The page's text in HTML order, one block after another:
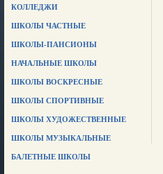
КОЛЛЕДЖИ
ШКОЛЫ ЧАСТНЫЕ
ШКОЛЫ-ПАНСИОНЫ
НАЧАЛЬНЫЕ ШКОЛЫ
ШКОЛЫ ВОСКРЕСНЫЕ
ШКОЛЫ СПОРТИВНЫЕ
ШКОЛЫ ХУДОЖЕСТВЕННЫЕ
ШКОЛЫ МУЗЫКАЛЬНЫЕ
БАЛЕТНЫЕ ШКОЛЫ